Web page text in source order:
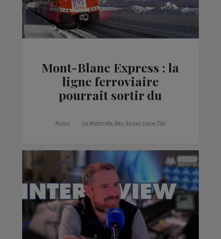
Mont-Blanc Express : la
ligne ferroviaire
pourrait sortir du
Actus La Matinale des Super Lève-Tôt